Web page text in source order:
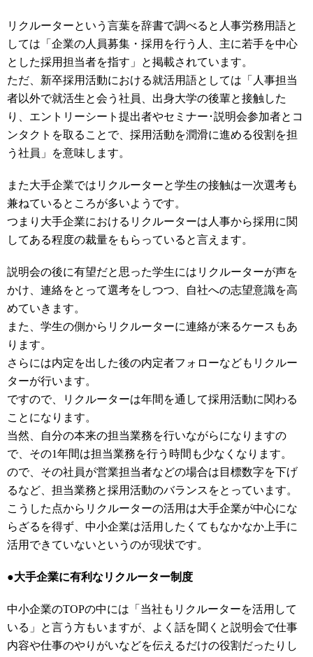
リクルーターという言葉を辞書で調べると人事労務用語と
しては「企業の人員募集・採用を行う人、主に若手を中心
とした採用担当者を指す」と掲載されています。
ただ、新卒採用活動における就活用語としては「人事担当
者以外で就活生と会う社員、出身大学の後輩と接触した
り、エントリーシート提出者やセミナー･説明会参加者とコ
ンタクトを取ることで、採用活動を潤滑に進める役割を担
う社員」を意味します。
また大手企業ではリクルーターと学生の接触は一次選考も
兼ねているところが多いようです。
つまり大手企業におけるリクルーターは人事から採用に関
してある程度の裁量をもらっていると言えます。
説明会の後に有望だと思った学生にはリクルーターが声を
かけ、連絡をとって選考をしつつ、自社への志望意識を高
めていきます。
また、学生の側からリクルーターに連絡が来るケースもあ
ります。
さらには内定を出した後の内定者フォローなどもリクルー
ターが行います。
ですので、リクルーターは年間を通して採用活動に関わる
ことになります。
当然、自分の本来の担当業務を行いながらになりますの
で、その1年間は担当業務を行う時間も少なくなります。
ので、その社員が営業担当者などの場合は目標数字を下げ
るなど、担当業務と採用活動のバランスをとっています。
こうした点からリクルーターの活用は大手企業が中心にな
らざるを得ず、中小企業は活用したくてもなかなか上手に
活用できていないというのが現状です。
●大手企業に有利なリクルーター制度
中小企業のTOPの中には「当社もリクルーターを活用して
いる」と言う方もいますが、よく話を聞くと説明会で仕事
内容や仕事のやりがいなどを伝えるだけの役割だったりし